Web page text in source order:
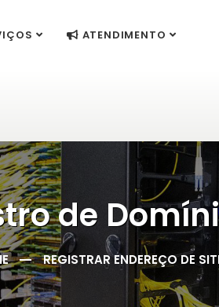
ATENDIMENTO
de
REGISTRAR ENDEREÇO DE